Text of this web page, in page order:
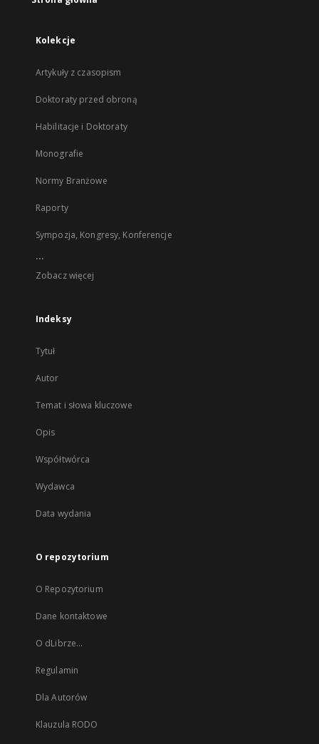
Kolekcje
Artykuły z czasopism
Doktoraty przed obroną
Habilitacje i Doktoraty
Monografie
Normy Branżowe
Raporty
Sympozja, Kongresy, Konferencje
...
Zobacz więcej
Indeksy
Tytuł
Autor
Temat i słowa kluczowe
Opis
Współtwórca
Wydawca
Data wydania
O repozytorium
O Repozytorium
Dane kontaktowe
O dLibrze...
Regulamin
Dla Autorów
Klauzula RODO